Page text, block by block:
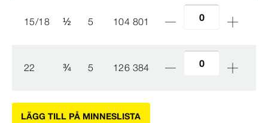
15/18 ½ 5 104 801
22 ¾ 5 126 384
LÄGG TILL PÅ MINNESLISTA